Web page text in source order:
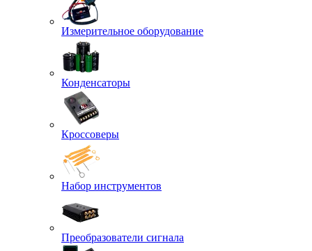
Измерительное оборудование
Конденсаторы
Кроссоверы
Набор инструментов
Преобразователи сигнала